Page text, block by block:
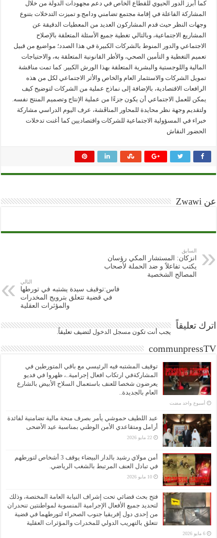
كما أبرز الدور الحيوي للقطاع الخاص في دعم مجهودات الدولة من خلال
المشاركة الفاعلة في إقامة مجتمع تضامني ودامج.و تميزت التدخلات بتنوع
وجهات النظر حيث قدم المشاركون العديد من المعطيات الدقيقة عن
المشاريع الاجتماعية، وبالتالي تغطية جميع الأسئلة المتعلقة بالإصلاح
الاجتماعي والدور المنوط بالشركات الكبيرة في هذا الصدد؛ مواضيع من قبيل
تعميم التغطية و التأمين الصحي، والأطر القانونية المتعلقة به، والاحتياجات
المالية واللوجستية والبشرية المتعلقة بهذا الورش الكبير. كما تمت مناقشة
تمويل الشركات والاستثمار العام والخاص والأثر الاجتماعي لكل من هذه
الرافعات الاقتصادية، بالإضافة إلى نماذج عملية من الشركات لتوضيح كيف
يمكن للعمل الاجتماعي أن يكون جزءًا من عملية الإنتاج وتصميم المنتج نفسه.
ولتقديم وجهة نظر محايدة للمحاور المناقَشة، عرف اليوم الدراسي مشاركة
خبراء في المسؤولية الاجتماعية للشركات واقتصاديين كما أغنت تدخلات
الحضور النقاش
عن Zwawi
السابق
انزكان: المستشار المكي رؤسان
يكتب تفاعلاََ و ضد الحملة لأصحاب
المصالح الشخصية
التالي
فاس:توقيف سيدة يشتبه في تورطها
في قضية تتعلق بترويج المخدرات
والمؤثرات العقلية
اترك تعليقاً
يجب أنت تكون مسجل الدخول لتضيف تعليقاً.
communpressTV
توقيف المشتبه فيه الرئيسي مع باقي المتورطين في
المشاركةفي ارتكاب افعال إجرامية..، ظهروا في فديو
يعرضون شخصا للعنف باستعمال السلاح الأبيض بالشارع
العام بالجديدة..
‏أسبوع واحد مضت
عبد اللطيف حموشي يأمر بصرف منحة مالية تضامنية لفائدة
أرامل ومتقاعدي الأمن الوطني بمناسبة عيد الأضحى
22 مايو 2026
أمن مولاي رشيد بالدار البيضاء يوقف 3 أشخاص لتورطهم
في تبادل العنف المرتبط بالشغب الرياضي.
10 مايو 2026
فتح بحث قضائي تحت إشراف النيابة العامة المختصة، وذلك
لتحديد جميع الأفعال الإجرامية المنسوبة لمواطنتين تنحدران
من إحدى دول إفريقيا جنوب الصحراء لتورطهما في قضية
تتعلق بالتهريب الدولي للمخدرات والمؤثرات العقلية
6 مايو 2026